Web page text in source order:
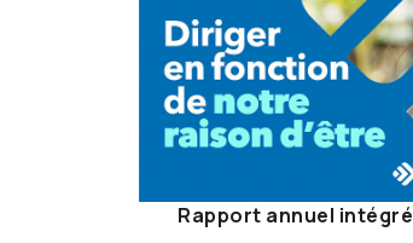
Rapport annuel intégré